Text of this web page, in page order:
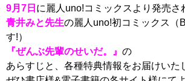
9月7日 に麗人uno!コミックスより発売さ
青井みと先生の麗人uno!初コミックス（
す!）
『ぜんぶ先輩のせいだ。』 の
あらすじと、各種特典情報をお届けいた